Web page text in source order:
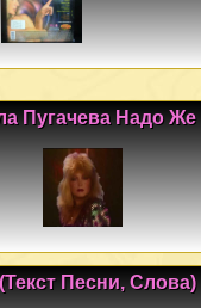
Пугачева Надо Же
Песни, Слова)